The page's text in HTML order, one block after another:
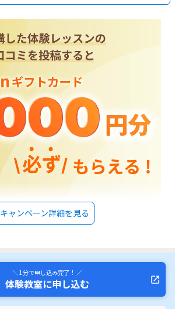
キャンペーン詳細を見る
＼ 1分で申し込み完了！ ／
体験教室に申し込む